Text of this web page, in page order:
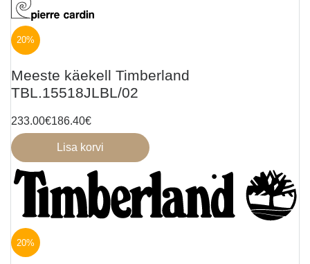
20%
Meeste käekell Timberland
TBL.15518JLBL/02
233.00€186.40€
Lisa korvi
20%